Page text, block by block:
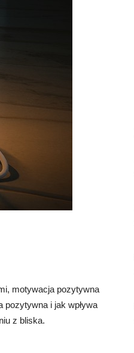
motywacja pozytywna
i jak wpływa
z bliska.